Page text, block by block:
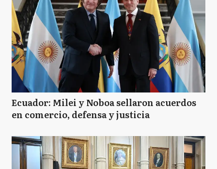
Ecuador: Milei y Noboa sellaron acuerdos
en comercio, defensa y justicia